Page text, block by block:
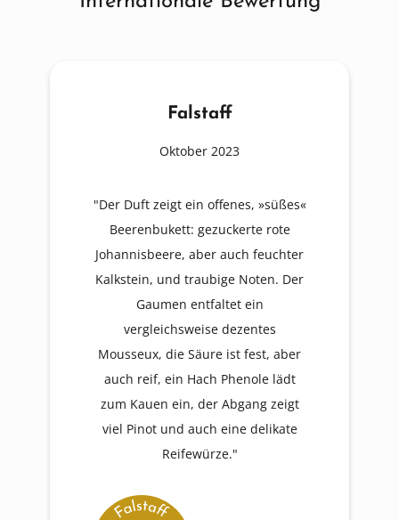
Falstaff
Oktober 2023
"Der Duft zeigt ein offenes, »süßes«
Beerenbukett: gezuckerte rote
Johannisbeere, aber auch feuchter
Kalkstein, und traubige Noten. Der
Gaumen entfaltet ein
vergleichsweise dezentes
Mousseux, die Säure ist fest, aber
auch reif, ein Hach Phenole lädt
zum Kauen ein, der Abgang zeigt
viel Pinot und auch eine delikate
Reifewürze."